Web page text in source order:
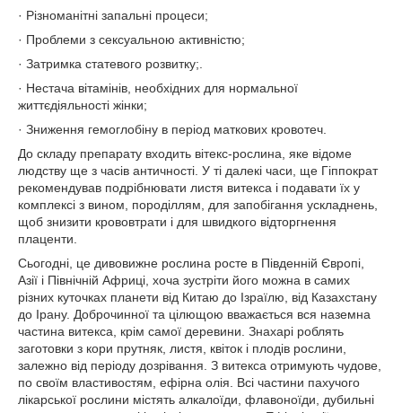
· Різноманітні запальні процеси;
· Проблеми з сексуальною активністю;
· Затримка статевого розвитку;.
· Нестача вітамінів, необхідних для нормальної
життєдіяльності жінки;
· Зниження гемоглобіну в період маткових кровотеч.
До складу препарату входить вітекс-рослина, яке відоме
людству ще з часів античності. У ті далекі часи, ще Гіппократ
рекомендував подрібнювати листя витекса і подавати їх у
комплексі з вином, породіллям, для запобігання ускладнень,
щоб знизити крововтрати і для швидкого відторгнення
плаценти.
Сьогодні, це дивовижне рослина росте в Південній Європі,
Азії і Північній Африці, хоча зустріти його можна в самих
різних куточках планети від Китаю до Ізраїлю, від Казахстану
до Ірану. Доброчинної та цілющою вважається вся наземна
частина витекса, крім самої деревини. Знахарі роблять
заготовки з кори прутняк, листя, квіток і плодів рослини,
залежно від періоду дозрівання. З витекса отримують чудове,
по своїм властивостям, ефірна олія. Всі частини пахучого
лікарської рослини містять алкалоїди, флавоноїди, дубильні